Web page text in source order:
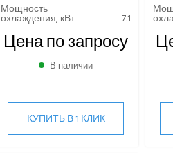
Мощность
охлаждения, кВт 7.1
Цена по запросу
В наличии
КУПИТЬ В 1 КЛИК